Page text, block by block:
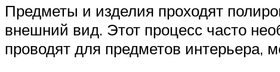
Предметы и изделия проходят
внешний вид. Этот процесс часто
проводят для предметов интерьера,